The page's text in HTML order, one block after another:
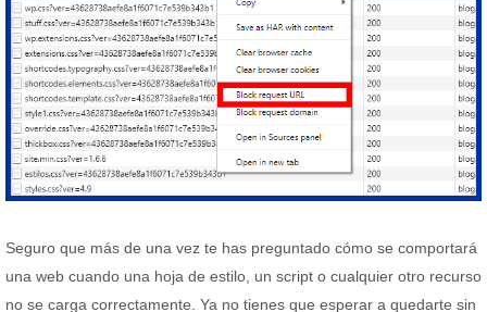
Seguro que más de una vez te has preguntado cómo se comportará
una web cuando una hoja de estilo, un script o cualquier otro recurso
no se carga correctamente. Ya no tienes que esperar a quedarte sin